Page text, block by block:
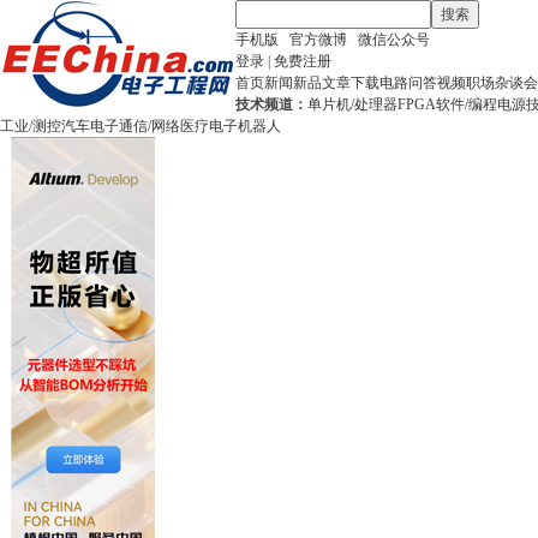
搜索
手机版
官方微博
微信公众号
登录 免费注册
首页新闻新品文章下载电路问答视频职场杂谈
技术频道： 单片机/处理器FPGA软件/编程电源
工业/测控汽车电子通信/网络医疗电子机器人